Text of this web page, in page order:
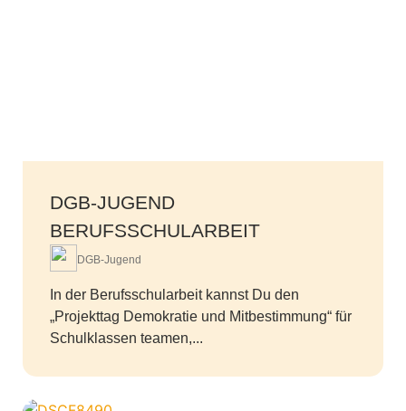
DGB-JUGEND
BERUFSSCHULARBEIT
DGB-Jugend
In der Berufsschularbeit kannst Du den
„Projekttag Demokratie und Mitbestimmung“ für
Schulklassen teamen,...